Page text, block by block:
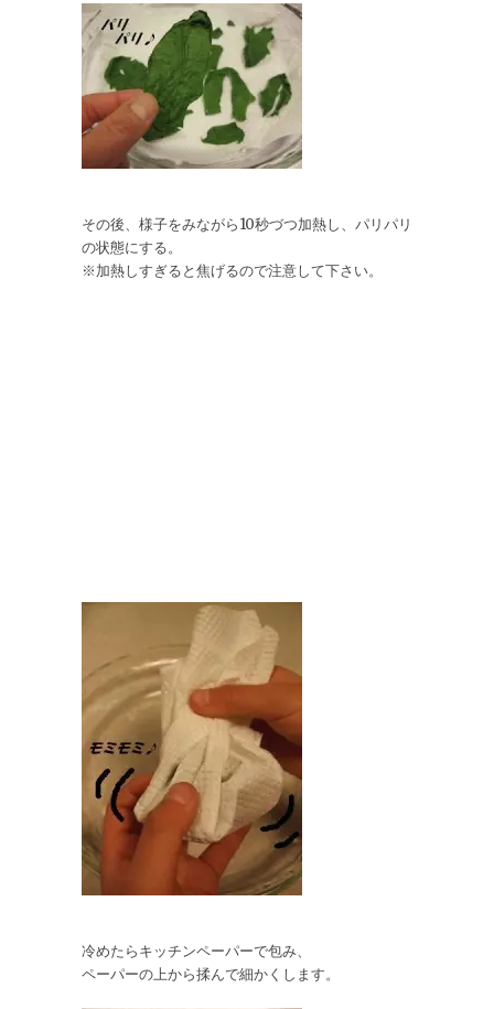
その後、様子をみながら10秒づつ加熱し、パリパリ
の状態にする。
※加熱しすぎると焦げるので注意して下さい。
冷めたらキッチンペーパーで包み、
ペーパーの上から揉んで細かくします。